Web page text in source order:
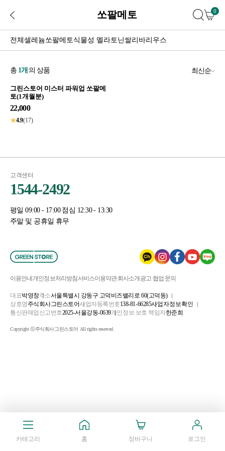
카테고리 홈 장바구니 로그인
쏘팔메토 0
전체 셀레늄쏘팔메토식물성 멜라토닌쌀리바리우스
총 1개 의 상품 최신순
그린스토어 미스터 파워업 쏘팔메
토(1개월분)
22,000
★4.9(17)
고객센터
1544-2492
평일 09:00 - 17:00 점심 12:30 - 13:30
주말 및 공휴일 휴무
이용안내개인정보처리방침 서비스이용약관회사소개 광고·협업 문의
대표박영창주소서울특별시 강동구 고덕비즈밸리로 60(고덕동)
상호명 주식회사그린스토어사업자등록번호138-81-66285사업자정보확인
통신판매업신고번호2025-서울강동-0639개인정보 보호 책임자한준희
Copyright ⓒ주식회사그린스토어 All rights reserved.